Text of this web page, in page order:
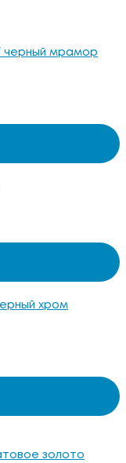
черный мрамор
хром
золото